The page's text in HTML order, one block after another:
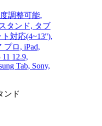
調整可能,
タンド, タブ
対応(4~13''),
ロ, iPad,
12.9,
Tab, Sony,
ンド